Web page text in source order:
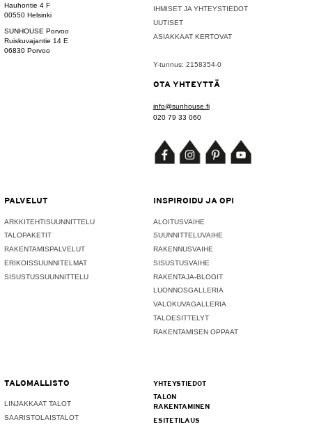
Hauhontie 4 F
00550 Helsinki
SUNHOUSE Porvoo
Ruiskuvajantie 14 E
06830 Porvoo
IHMISET JA YHTEYSTIEDOT
UUTISET
ASIAKKAAT KERTOVAT
Y-tunnus: 2158354-0
OTA YHTEYTTÄ
info@sunhouse.fi
020 79 33 060
PALVELUT
ARKKITEHTISUUNNITTELU
TALOPAKETIT
RAKENTAMISPALVELUT
ERIKOISSUUNNITELMAT
SISUSTUSSUUNNITTELU
INSPIROIDU JA OPI
ALOITUSVAIHE
SUUNNITTELUVAIHE
RAKENNUSVAIHE
SISUSTUSVAIHE
RAKENTAJA-BLOGIT
LUONNOSGALLERIA
VALOKUVAGALLERIA
TALOESITTELYT
RAKENTAMISEN OPPAAT
TALOMALLISTO
LINJAKKAAT TALOT
SAARISTOLAISTALOT
YHTEYSTIEDOT
TALON
RAKENTAMINEN
ESITETILAUS